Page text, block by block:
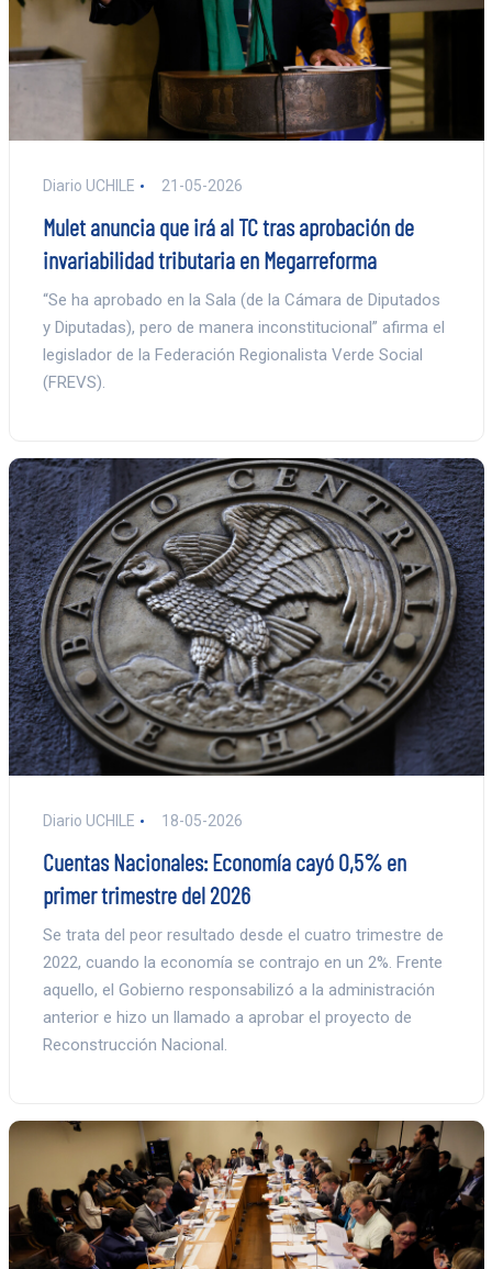
Diario UCHILE 21-05-2026
Mulet anuncia que irá al TC tras aprobación de
invariabilidad tributaria en Megarreforma
“Se ha aprobado en la Sala (de la Cámara de Diputados
y Diputadas), pero de manera inconstitucional” afirma el
legislador de la Federación Regionalista Verde Social
(FREVS).
Diario UCHILE 18-05-2026
Cuentas Nacionales: Economía cayó 0,5% en
primer trimestre del 2026
Se trata del peor resultado desde el cuatro trimestre de
2022, cuando la economía se contrajo en un 2%. Frente
aquello, el Gobierno responsabilizó a la administración
anterior e hizo un llamado a aprobar el proyecto de
Reconstrucción Nacional.